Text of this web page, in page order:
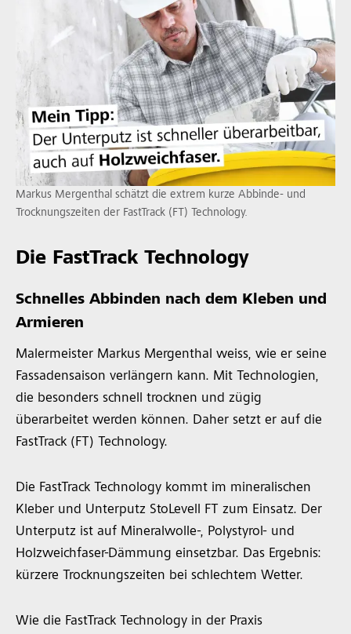
Die FastTrack Technology
Schnelles Abbinden nach dem Kleben und
Armieren
Malermeister Markus Mergenthal weiss, wie er seine
Fassadensaison verlängern kann. Mit Technologien,
die besonders schnell trocknen und zügig
überarbeitet werden können. Daher setzt er auf die
FastTrack (FT) Technology.
Die FastTrack Technology kommt im mineralischen
Kleber und Unterputz StoLevell FT zum Einsatz. Der
Unterputz ist auf Mineralwolle-, Polystyrol- und
Holzweichfaser-Dämmung einsetzbar. Das Ergebnis:
kürzere Trocknungszeiten bei schlechtem Wetter.
Wie die FastTrack Technology in der Praxis
Markus Mergenthal schätzt die extrem kurze Abbinde- und
Trocknungszeiten der FastTrack (FT) Technology.